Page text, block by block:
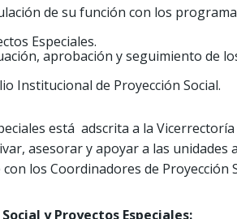
de su función con los
Especiales.
aprobación y seguimiento de
Institucional de Proyección Social.
está adscrita a la
asesorar y apoyar a las unidades
los Coordinadores de Proyección
y Proyectos Especiales: